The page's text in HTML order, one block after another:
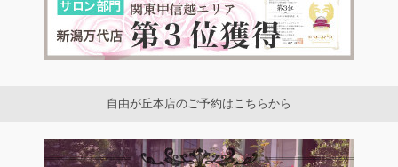
自由が丘本店のご予約はこちらから